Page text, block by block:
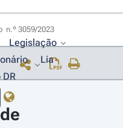
Legislação
Lia
DR